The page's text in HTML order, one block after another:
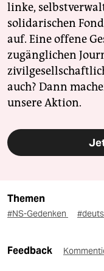
linke,
solidarischen
auf. Eine offene
zugänglichen
auch? Dann
unsere Aktion.
Themen
#NS-Gedenken
Feedback